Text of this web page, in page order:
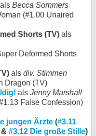
als Becca Sommers
(#1.00 Unaired
Shorts (TV) als
Deformed Shorts
als div. Stimmen
Dragon (TV)
als Jenny Marshall
False Confession)
jungen Ärzte (#3.11
& #3.12 Die große Stille)